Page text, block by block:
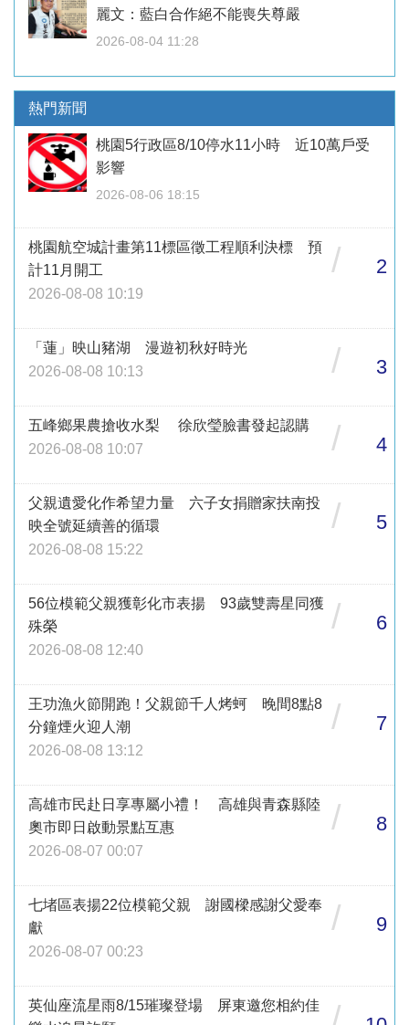
麗文：藍白合作絕不能喪失尊嚴
2026-08-04 11:28
熱門新聞
桃園5行政區8/10停水11小時 近10萬戶受
影響
2026-08-06 18:15
桃園航空城計畫第11標區徵工程順利決標 預
計11月開工
2026-08-08 10:19
/ 2
「蓮」映山豬湖 漫遊初秋好時光
2026-08-08 10:13
/ 3
五峰鄉果農搶收水梨 徐欣瑩臉書發起認購
2026-08-08 10:07
/ 4
父親遺愛化作希望力量 六子女捐贈家扶南投
映全號延續善的循環
2026-08-08 15:22
/ 5
56位模範父親獲彰化市表揚 93歲雙壽星同獲
殊榮
2026-08-08 12:40
/ 6
王功漁火節開跑！父親節千人烤蚵 晚間8點8
分鐘煙火迎人潮
2026-08-08 13:12
/ 7
高雄市民赴日享專屬小禮！ 高雄與青森縣陸
奧市即日啟動景點互惠
2026-08-07 00:07
/ 8
七堵區表揚22位模範父親 謝國樑感謝父愛奉
獻
2026-08-07 00:23
/ 9
英仙座流星雨8/15璀璨登場 屏東邀您相約佳